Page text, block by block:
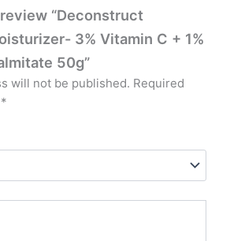
“Deconstruct
3% Vitamin C + 1%
50g”
will not be published. Required
*